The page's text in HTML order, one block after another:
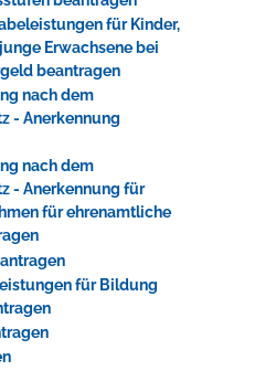
für Kinder,
Erwachsene bei
beantragen
nach dem
- Anerkennung
nach dem
- Anerkennung für
für ehrenamtliche
für Bildung